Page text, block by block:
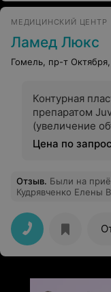
МЕДИЦИНСКИЙ ЦЕНТР
Ламед Люкс
Гомель, пр-т
Контурная
препаратом
(увеличение
(0,55 мл)
Цена по
Отзыв. Были на
Кудрявченко Елены
объяснила маме. И
лечения у мамы
Спасибо вам